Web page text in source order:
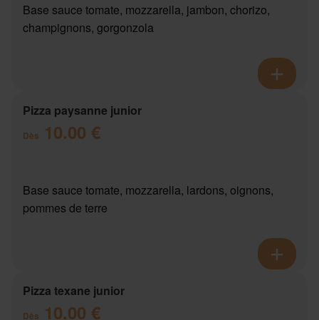
Base sauce tomate, mozzarella, jambon, chorizo,
champignons, gorgonzola
Pizza paysanne junior
Dès 10.00 €
Base sauce tomate, mozzarella, lardons, oignons,
pommes de terre
Pizza texane junior
Dès 10.00 €